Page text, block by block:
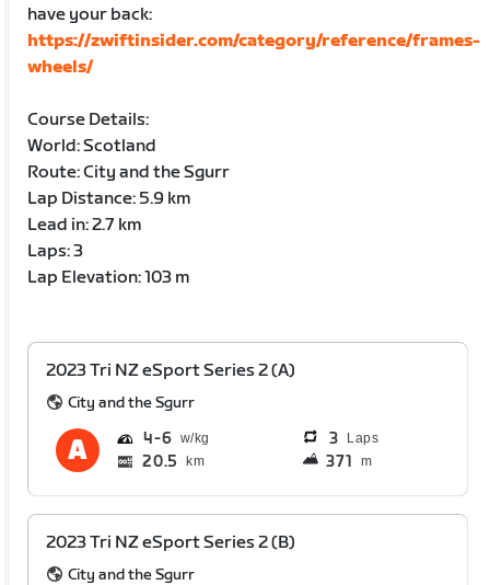
have your back:
https://zwiftinsider.com/category/reference/frames-
wheels/
Course Details:
World: Scotland
Route: City and the Sgurr
Lap Distance: 5.9 km
Lead in: 2.7 km
Laps: 3
Lap Elevation: 103 m
2023 Tri NZ eSport Series 2 (A)
City and the Sgurr
4 6 3 Laps
20.5 km 371 m
2023 Tri NZ eSport Series 2 (B)
City and the Sgurr